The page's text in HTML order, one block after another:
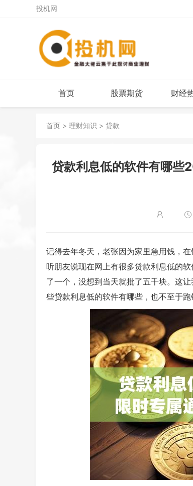
投机网
首页 股票期货 财经
首页 > 理财知识 > 贷款
贷款利息低的软件有哪些
记得去年冬天，老张因为家里急用钱，
听朋友说现在网上有很多贷款利息低的
了一个，没想到当天就批了五千块。这
些贷款利息低的软件有哪些，也不至于